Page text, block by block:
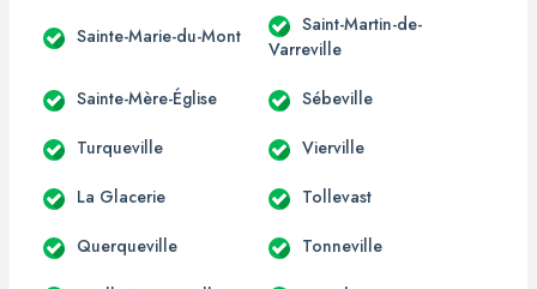
Sainte-Marie-du-Mont
Saint-Martin-de-
Varreville
Sainte-Mère-Église Sébeville
Turqueville Vierville
La Glacerie Tollevast
Querqueville Tonneville